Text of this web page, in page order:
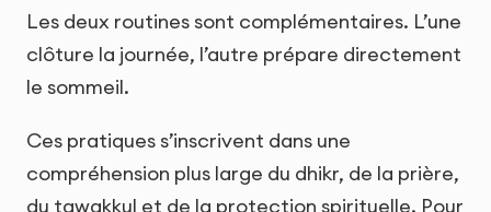
Les deux routines sont complémentaires. L’une
clôture la journée, l’autre prépare directement
le sommeil.
Ces pratiques s’inscrivent dans une
compréhension plus large du dhikr, de la prière,
du tawakkul et de la protection spirituelle. Pour